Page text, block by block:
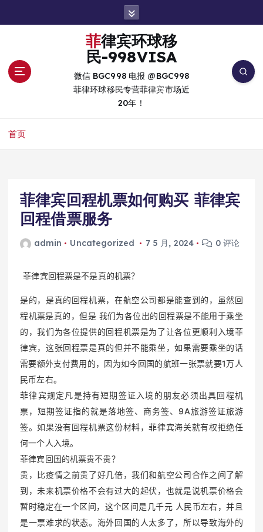
菲律宾环球移
民-998VISA
微信 BGC998 电报 @BGC998
菲律环球移民专营菲律宾市场近
20年！
首页
菲律宾回程机票如何购买 菲律宾
回程借票服务
admin Uncategorized 7 5 月, 2024 0 评论
菲律宾回程票是不是真的机票？
是的，是真的回程机票，在航空公司都是能查到的，虽然回
程机票是真的，但是 我们为各位出的回程票是不能用于乘坐
的，我们为各位提供的回程机票是为了让各位更顺利入境菲
律宾，这张回程票是真的但并不能乘坐，如果需要乘坐的话
需要额外支付费用的，因为如今回国的航班一张票就要1万人
民币左右。
菲律宾规定凡是持有短期签证入境的朋友必须出具回程机
票，短期签证指的就是落地签、商务签、9A旅游签证旅游
签。如果没有回程机票这份材料，菲律宾海关就有权拒绝任
何一个人入境。
菲律宾回国的机票贵不贵？
贵，比疫情之前贵了好几倍，我们和航空公司合作之间了解
到，未来机票价格不会有过大的起伏，也就是说机票价格会
暂时稳定在一个区间，这个区间是几千元 人民币左右，并且
是一票难求的状态。海外回国的人太多了，所以导致海外的